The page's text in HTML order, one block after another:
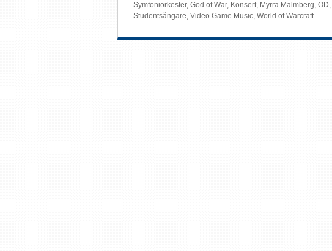
Symfoniorkester, God of War, Konsert, Myrra Malmberg, OD,
Studentsångare, Video Game Music, World of Warcraft